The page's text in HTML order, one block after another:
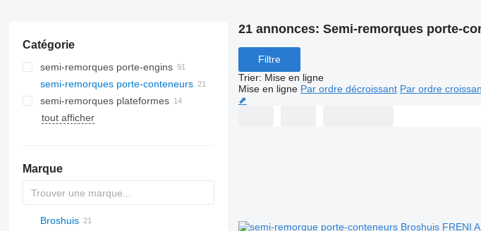
Catégorie
semi-remorques porte-engins
semi-remorques porte-conteneurs
semi-remorques plateformes
tout afficher
Marque
Broshuis
21 annonces: Semi-remorques porte-
Filtre
Trier: Mise en ligne
Mise en ligne Par ordre décroissant Par ordre
⬈